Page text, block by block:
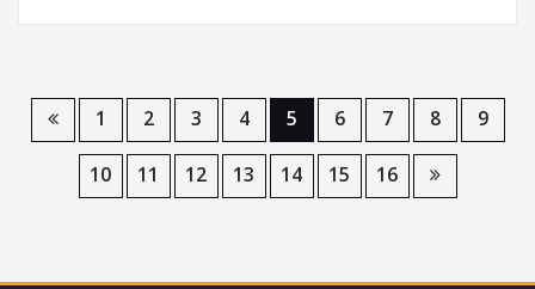
1 2 3 4 5 6 7 8 9
10 11 12 13 14 15 16